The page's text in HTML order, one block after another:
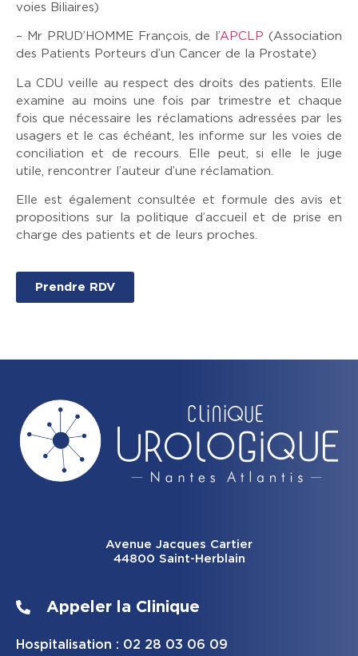
voies Biliaires)
– Mr PRUD’HOMME François, de l’APCLP (Association
des Patients Porteurs d’un Cancer de la Prostate)
La CDU veille au respect des droits des patients. Elle
examine au moins une fois par trimestre et chaque
fois que nécessaire les réclamations adressées par les
usagers et le cas échéant, les informe sur les voies de
conciliation et de recours. Elle peut, si elle le juge
utile, rencontrer l’auteur d’une réclamation.
Elle est également consultée et formule des avis et
propositions sur la politique d’accueil et de prise en
charge des patients et de leurs proches.
Prendre RDV
Avenue Jacques Cartier
44800 Saint-Herblain
Appeler la Clinique
Hospitalisation : 02 28 03 06 09